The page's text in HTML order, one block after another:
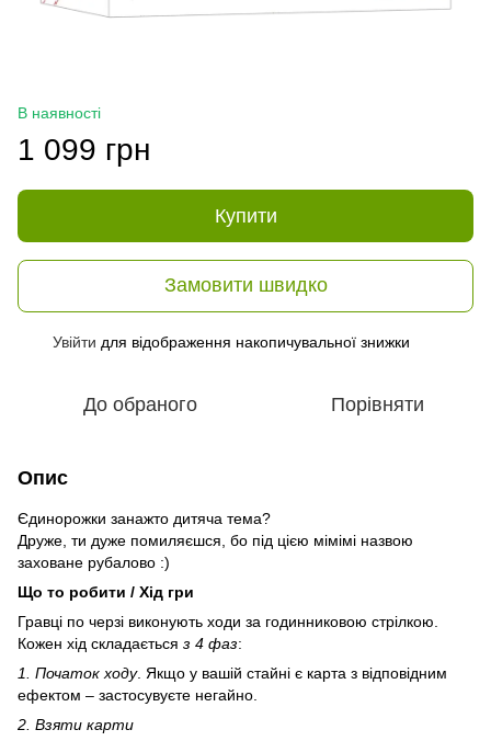
В наявності
1 099 грн
Купити
Замовити швидко
Увійти для відображення накопичувальної знижки
До обраного Порівняти
Опис
Єдинорожки занажто дитяча тема?
Друже, ти дуже помиляєшся, бо під цією мімімі назвою
заховане рубалово :)
Що то робити / Хід гри
Гравці по черзі виконують ходи за годинниковою стрілкою.
Кожен хід складається з 4 фаз:
1. Початок ходу. Якщо у вашій стайні є карта з відповідним
ефектом – застосувуєте негайно.
2. Взяти карти